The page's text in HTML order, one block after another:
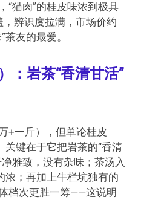
“猫肉”的桂皮味浓到极具
辨识度拉满，市场价约
友的最爱。
：岩茶“香清甘活”
+一斤），但单论桂皮
关键在于它把岩茶的“香清
雅致，没有杂味；茶汤入
浓；再加上牛栏坑独有的
档次更胜一筹——这说明